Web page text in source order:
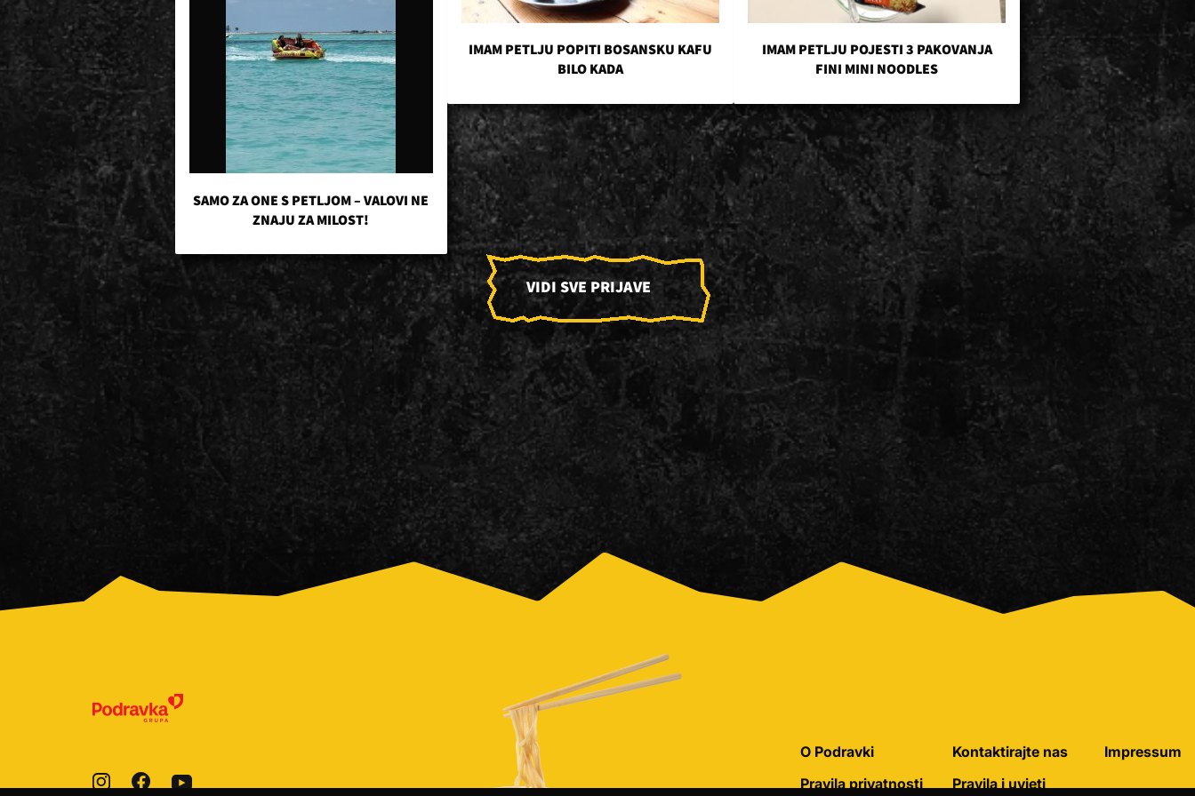
SAMO ZA ONE S PETLJOM – VALOVI NE
ZNAJU ZA MILOST!
IMAM PETLJU POPITI BOSANSKU KAFU
BILO KADA
IMAM PETLJU POJESTI 3 PAKOVANJA
FINI MINI NOODLES
VIDI SVE PRIJAVE
O Podravki
Pravila privatnosti
Kontaktirajte nas
Pravila i uvjeti
Impressum